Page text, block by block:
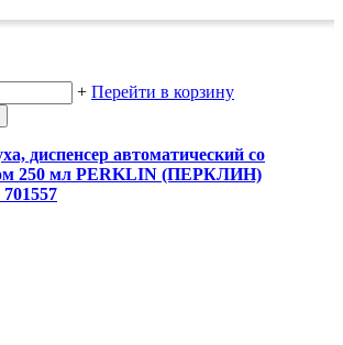
+ Перейти в корзину
диспенсер автоматический со
250 мл PERKLIN (ПЕРКЛИН)